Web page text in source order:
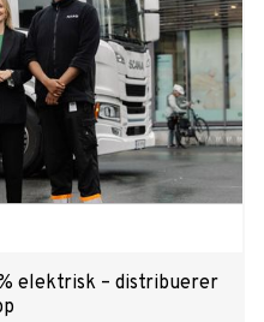
elektrisk – distribuerer